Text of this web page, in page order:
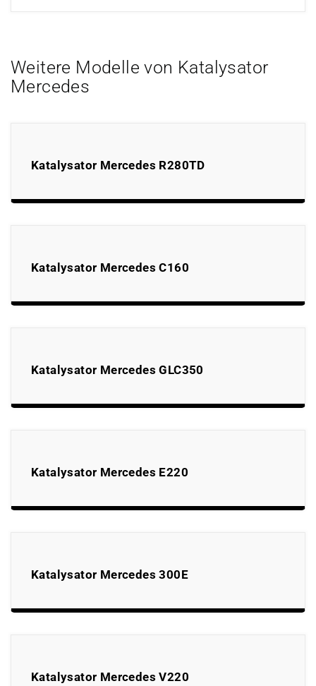
Weitere Modelle von Katalysator
Mercedes
Katalysator Mercedes R280TD
Katalysator Mercedes C160
Katalysator Mercedes GLC350
Katalysator Mercedes E220
Katalysator Mercedes 300E
Katalysator Mercedes V220